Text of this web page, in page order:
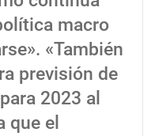
macro
«También
previsión de
2023 al
que el